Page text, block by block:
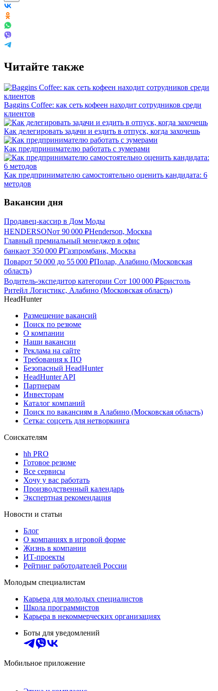
Читайте также
Baggins Coffee: как сеть кофеен находит сотрудников среди
клиентов
Как делегировать задачи и ездить в отпуск, когда захочешь
Как предпринимателю работать с зумерами
Как предпринимателю самостоятельно оценить кандидата: 6
методов
Вакансии дня
Продавец-кассир в Дом Моды
HENDERSONот 90 000 ₽Henderson, Москва
Главный премиальный менеджер в офис
банкаот 350 000 ₽Газпромбанк, Москва
Поварот 50 000 до 55 000 ₽Полар, Алабино (Московская
область)
Водитель-экспедитор категории Сот 100 000 ₽Бристоль
Ритейл Логистикс, Алабино (Московская область)
HeadHunter
Размещение вакансий
Поиск по резюме
О компании
Наши вакансии
Реклама на сайте
Требования к ПО
Безопасный HeadHunter
HeadHunter API
Партнерам
Инвесторам
Каталог компаний
Поиск по вакансиям в Алабино (Московская область)
Сетка: соцсеть для нетворкинга
Соискателям
hh PRO
Готовое резюме
Все сервисы
Хочу у вас работать
Производственный календарь
Экспертная рекомендация
Новости и статьи
Блог
О компаниях в игровой форме
Жизнь в компании
ИТ-проекты
Рейтинг работодателей России
Молодым специалистам
Карьера для молодых специалистов
Школа программистов
Карьера в некоммерческих организациях
Боты для уведомлений
Мобильное приложение